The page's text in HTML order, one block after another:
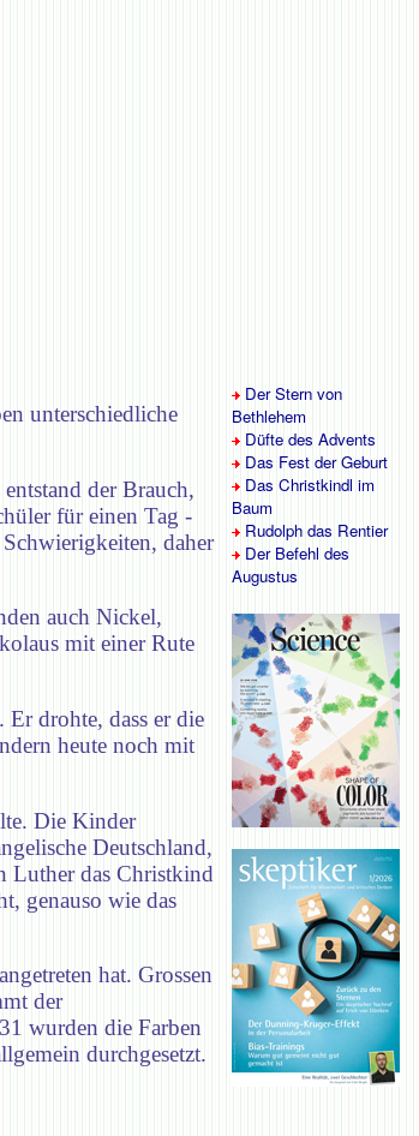
unterschiedliche
der Brauch,
für einen Tag -
daher
auch Nickel,
mit einer Rute
drohte, dass er die
heute noch mit
Die Kinder
Deutschland,
Luther das Christkind
genauso wie das
hat. Grossen
der
wurden die Farben
durchgesetzt.
Der Stern von
Bethlehem
Düfte des Advents
Das Fest der Geburt
Das Christkindl im
Baum
Rudolph das Rentier
Der Befehl des
Augustus